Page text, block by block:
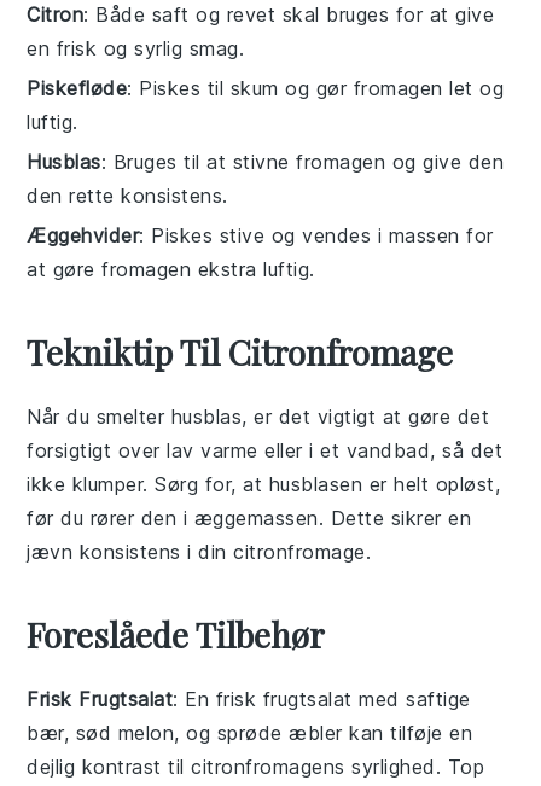
Citron: Både saft og revet skal bruges for at give
en frisk og syrlig smag.
Piskefløde: Piskes til skum og gør fromagen let og
luftig.
Husblas: Bruges til at stivne fromagen og give den
den rette konsistens.
Æggehvider: Piskes stive og vendes i massen for
at gøre fromagen ekstra luftig.
Tekniktip Til Citronfromage
Når du smelter husblas, er det vigtigt at gøre det
forsigtigt over lav varme eller i et vandbad, så det
ikke klumper. Sørg for, at husblasen er helt opløst,
før du rører den i æggemassen. Dette sikrer en
jævn konsistens i dincitronfromage.
Foreslåede Tilbehør
Frisk Frugtsalat: En frisk frugtsalat medsaftige
bær, sød melon, og sprøde æbler kan tilføje en
dejlig kontrast til citronfromagens syrlighed. Top